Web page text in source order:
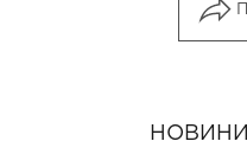
НОВИНИ